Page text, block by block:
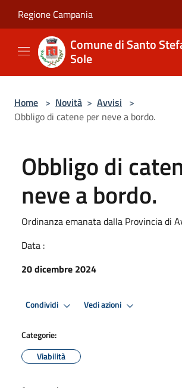
Regione Campania
Comune di Santo
Sole
Home > Novità > Avvisi >
Obbligo di catene per neve a bordo.
Obbligo di
neve a bordo.
Ordinanza emanata dalla Provincia di
Data :
20 dicembre 2024
Condividi Vedi azioni
Categorie:
Viabilità